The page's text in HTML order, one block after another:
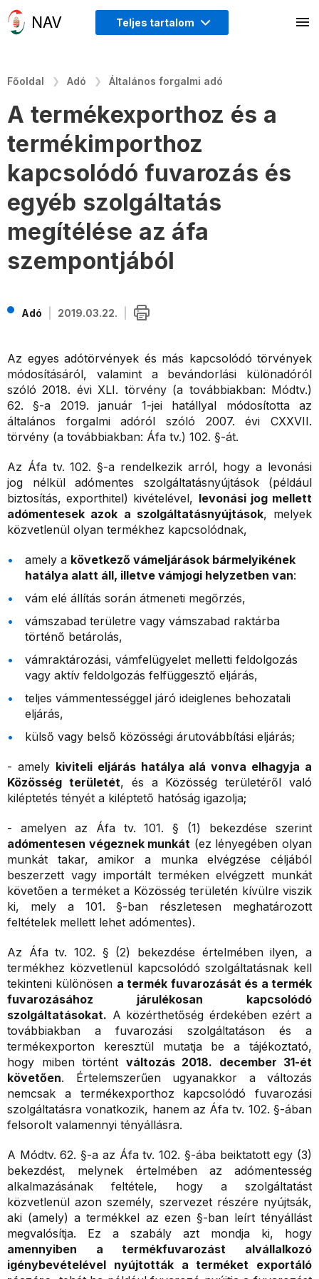
Teljes tartalom
Főoldal Adó Általános forgalmi adó
A termékexporthoz és a
termékimporthoz
kapcsolódó fuvarozás és
egyéb szolgáltatás
megítélése az áfa
szempontjából
Adó 2019.03.22.
Az egyes adótörvények és más kapcsolódó törvények
módosításáról, valamint a bevándorlási különadóról
szóló 2018. évi XLI. törvény (a továbbiakban: Módtv.)
62. §-a 2019. január 1-jei hatállyal módosította az
általános forgalmi adóról szóló 2007. évi CXXVII.
törvény (a továbbiakban: Áfa tv.) 102. §-át.
Az Áfa tv. 102. §-a rendelkezik arról, hogy a levonási
jog nélkül adómentes szolgáltatásnyújtások (például
biztosítás, exporthitel) kivételével, levonási jog mellett
adómentesek azok a szolgáltatásnyújtások, melyek
közvetlenül olyan termékhez kapcsolódnak,
amely a következő vámeljárások bármelyikének
hatálya alatt áll, illetve vámjogi helyzetben van:
vám elé állítás során átmeneti megőrzés,
vámszabad területre vagy vámszabad raktárba
történő betárolás,
vámraktározási, vámfelügyelet melletti feldolgozás
vagy aktív feldolgozás felfüggesztő eljárás,
teljes vámmentességgel járó ideiglenes behozatali
eljárás,
külső vagy belső közösségi árutovábbítási eljárás;
- amely kiviteli eljárás hatálya alá vonva elhagyja a
Közösség területét, és a Közösség területéről való
kiléptetés tényét a kiléptető hatóság igazolja;
- amelyen az Áfa tv. 101. § (1) bekezdése szerint
adómentesen végeznek munkát (ez lényegében olyan
munkát takar, amikor a munka elvégzése céljából
beszerzett vagy importált terméken elvégzett munkát
követően a terméket a Közösség területén kívülre viszik
ki, mely a 101. §-ban részletesen meghatározott
feltételek mellett lehet adómentes).
Az Áfa tv. 102. § (2) bekezdése értelmében ilyen, a
termékhez közvetlenül kapcsolódó szolgáltatásnak kell
tekinteni különösen a termék fuvarozását és a termék
fuvarozásához járulékosan kapcsolódó
szolgáltatásokat. A közérthetőség érdekében ezért a
továbbiakban a fuvarozási szolgáltatáson és a
termékexporton keresztül mutatja be a tájékoztató,
hogy miben történt változás 2018. december 31-ét
követően. Értelemszerűen ugyanakkor a változás
nemcsak a termékexporthoz kapcsolódó fuvarozási
szolgáltatásra vonatkozik, hanem az Áfa tv. 102. §-ában
felsorolt valamennyi tényállásra.
A Módtv. 62. §-a az Áfa tv. 102. §-ába beiktatott egy (3)
bekezdést, melynek értelmében az adómentesség
alkalmazásának feltétele, hogy a szolgáltatást
közvetlenül azon személy, szervezet részére nyújtsák,
aki (amely) a termékkel az ezen §-ban leírt tényállást
megvalósítja. Ez a szabály azt mondja ki, hogy
amennyiben a termékfuvarozást alvállalkozó
igénybevételével nyújtották a terméket exportáló